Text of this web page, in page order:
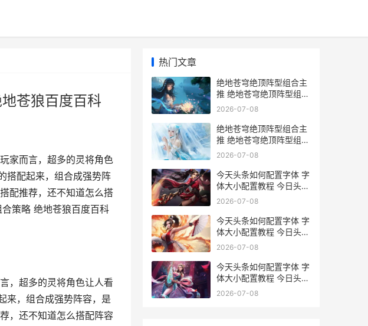
苍狼百度百科
家而言，超多的灵将角色
搭配起来，组合成强势阵
配推荐，还不知道怎么搭
策略 绝地苍狼百度百科
，超多的灵将角色让人看
来，组合成强势阵容，是
，还不知道怎么搭配阵容
热门文章
绝地苍穹绝顶阵型组合主
推 绝地苍穹绝顶阵型组合
策略 绝地苍狼百度百科
2026-07-08
绝地苍穹绝顶阵型组合主
推 绝地苍穹绝顶阵型组合
策略 绝战苍穹
2026-07-08
今天头条如何配置字体 字
体大小配置教程 今日头条
怎么配音乐
2026-07-08
今天头条如何配置字体 字
体大小配置教程 今日头条
发小视频怎么配音乐
2026-07-08
今天头条如何配置字体 字
体大小配置教程 今日头条
发文章怎么配图
2026-07-08